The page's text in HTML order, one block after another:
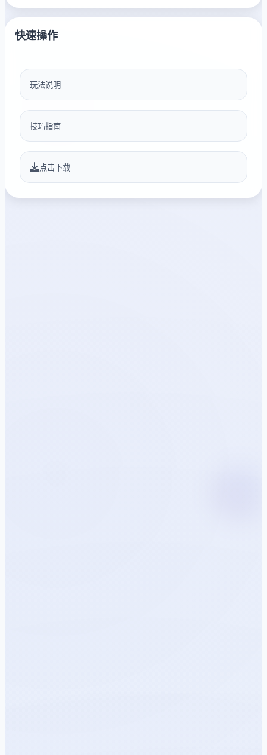
快速操作
玩法说明
技巧指南
点击下载